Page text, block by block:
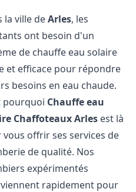
la ville deArles, les
ont besoin d'un
de chauffe eau solaire
et efficace pour répondre
besoins en eau chaude.
pourquoi Chauffe eau
ChaffoteauxArles est là
vous offrir ses services de
de qualité. Nos
expérimentés
rapidement pour